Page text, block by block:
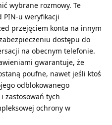
wybrane rozmowy. Te
PIN-u weryfikacji
przejęciem konta na innym
dostępu do
na obecnym telefonie.
gwarantuje, że
poufne, nawet jeśli ktoś
odblokowanego
zastosowań tych
ochrony w